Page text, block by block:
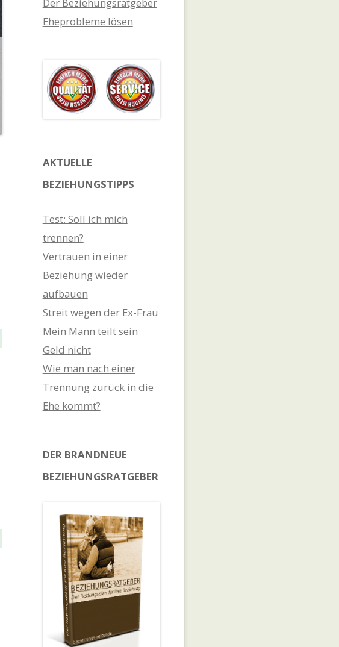
Der Beziehungsratgeber
Eheprobleme lösen
AKTUELLE
BEZIEHUNGSTIPPS
Test: Soll ich mich
trennen?
Vertrauen in einer
Beziehung wieder
aufbauen
Streit wegen der Ex-Frau
Mein Mann teilt sein
Geld nicht
Wie man nach einer
Trennung zurück in die
Ehe kommt?
DER BRANDNEUE
BEZIEHUNGSRATGEBER